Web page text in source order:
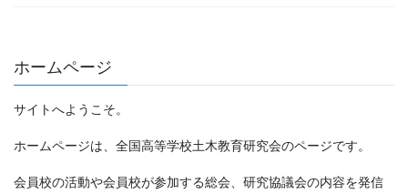
ホームページ
サイトへようこそ。
ホームページは、全国高等学校土木教育研究会のページです。
会員校の活動や会員校が参加する総会、研究協議会の内容を発信